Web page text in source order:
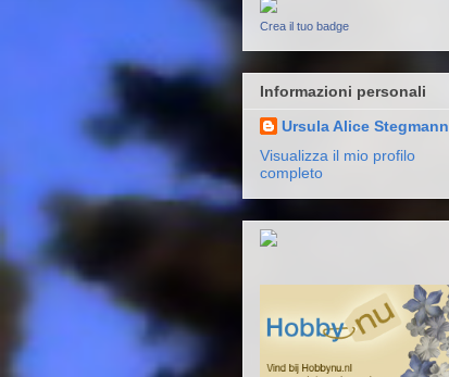
Crea il tuo badge
Informazioni personali
Ursula Alice Stegmann
Visualizza il mio profilo
completo